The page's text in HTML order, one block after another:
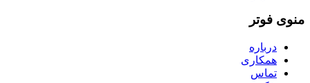
منوی فوتر
درباره
همکاری
تماس